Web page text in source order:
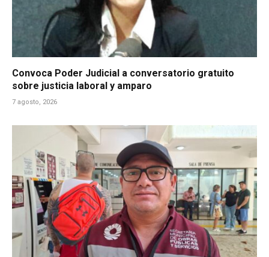
Convoca Poder Judicial a conversatorio gratuito
sobre justicia laboral y amparo
7 agosto, 2026